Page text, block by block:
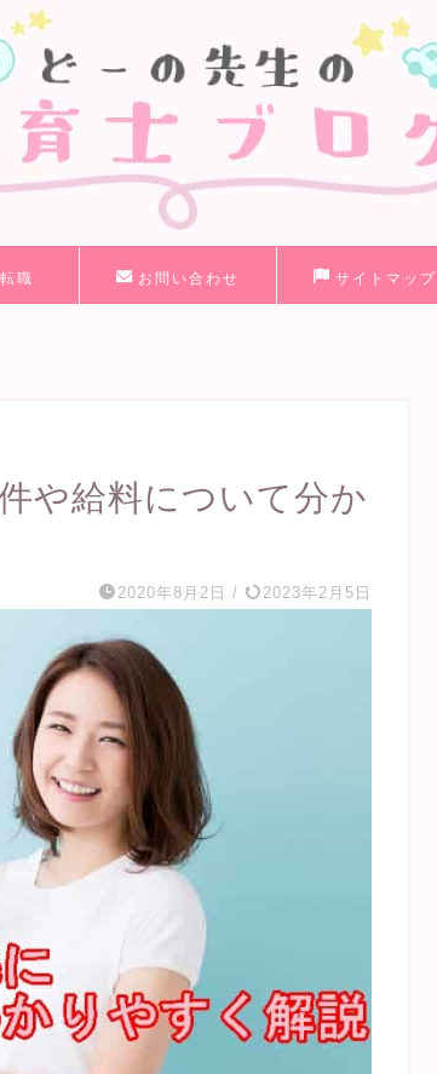
職 お問い合わせ サイトマップ
や給料について分か
2020年8月2日 / 2023年2月5日